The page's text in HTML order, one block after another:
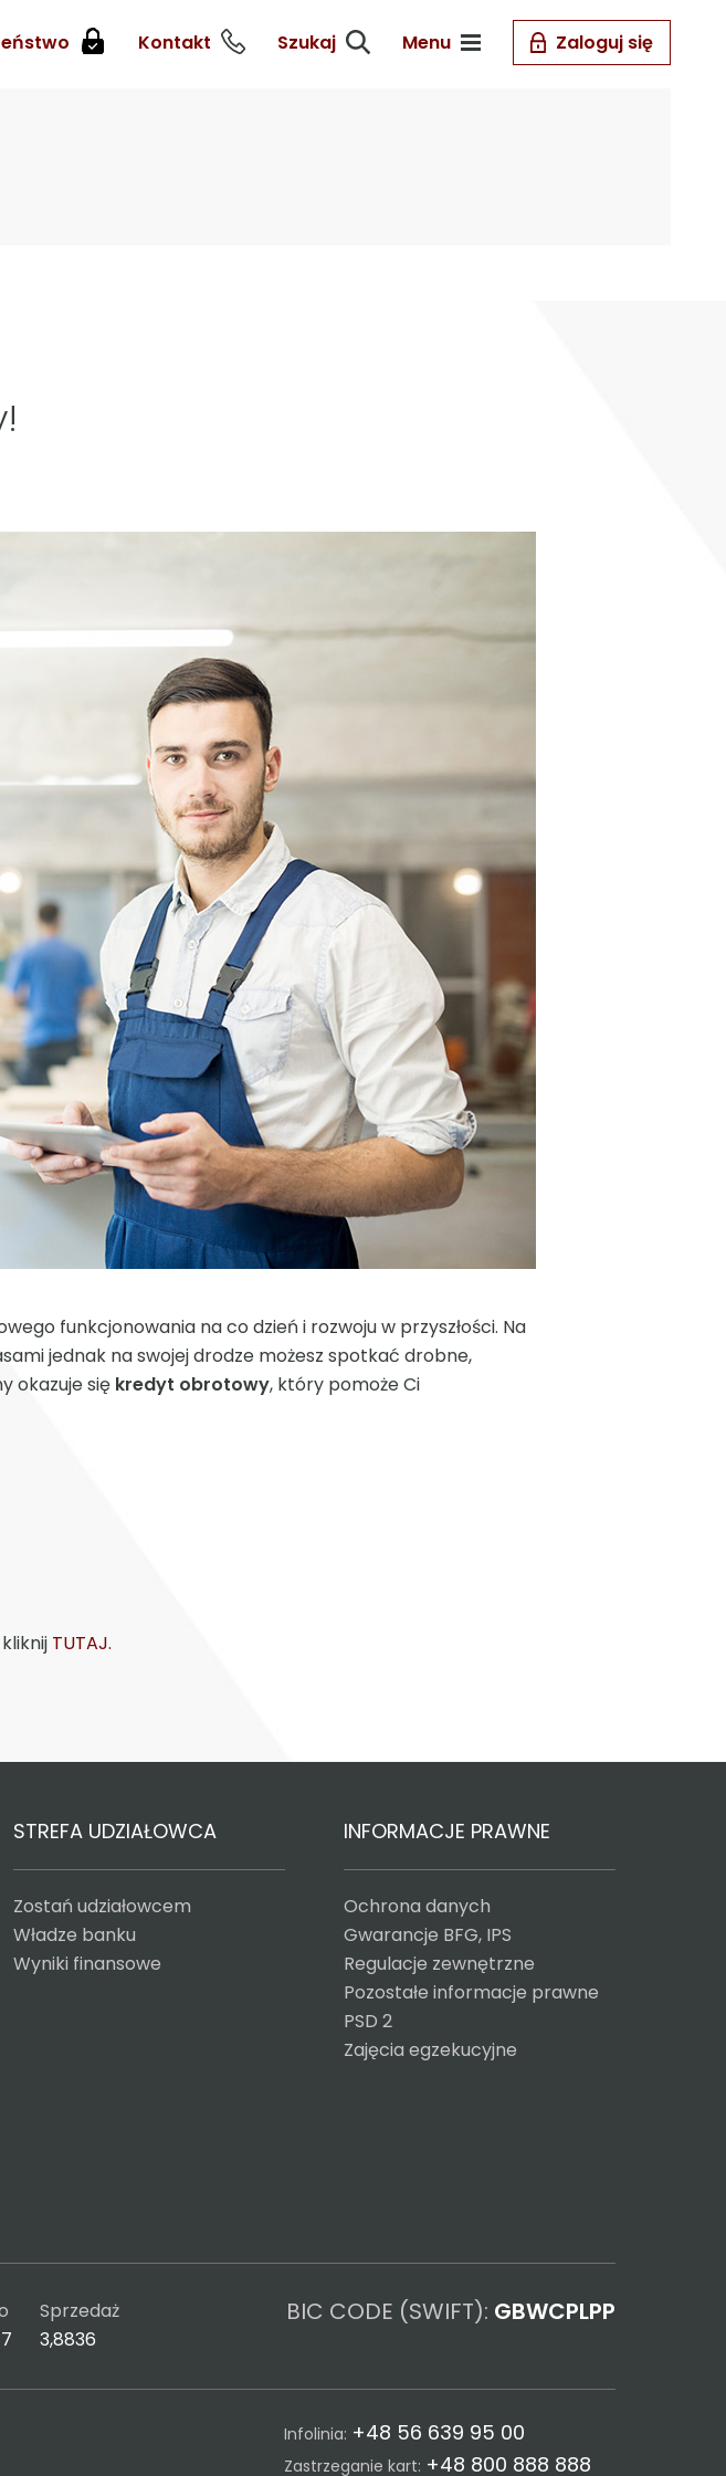
Kontakt Szukaj Menu Zaloguj się
funkcjonowania na co dzień i rozwoju w przyszłości. Na
jednak na swojej drodze możesz spotkać drobne,
okazuje się kredyt obrotowy, który pomoże Ci
TUTAJ.
STREFA UDZIAŁOWCA
Zostań udziałowcem
Władze banku
Wyniki finansowe
INFORMACJE PRAWNE
Ochrona danych
Gwarancje BFG, IPS
Regulacje zewnętrzne
Pozostałe informacje prawne
PSD 2
Zajęcia egzekucyjne
Sprzedaż
3,8836
BIC CODE (SWIFT): GBWCPLPP
Infolinia: +48 56 639 95 00
Zastrzeganie kart: +48 800 888 888